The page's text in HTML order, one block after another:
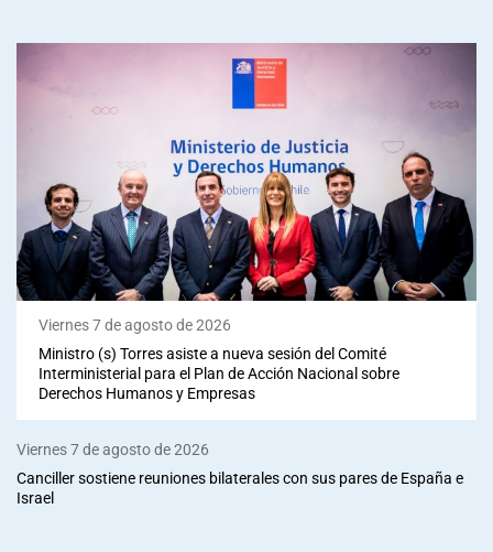
Viernes 7 de agosto de 2026
Ministro (s) Torres asiste a nueva sesión del Comité
Interministerial para el Plan de Acción Nacional sobre
Derechos Humanos y Empresas
Viernes 7 de agosto de 2026
Canciller sostiene reuniones bilaterales con sus pares de España e
Israel